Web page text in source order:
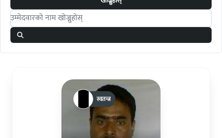
Search candidates
स्वतन्त्र